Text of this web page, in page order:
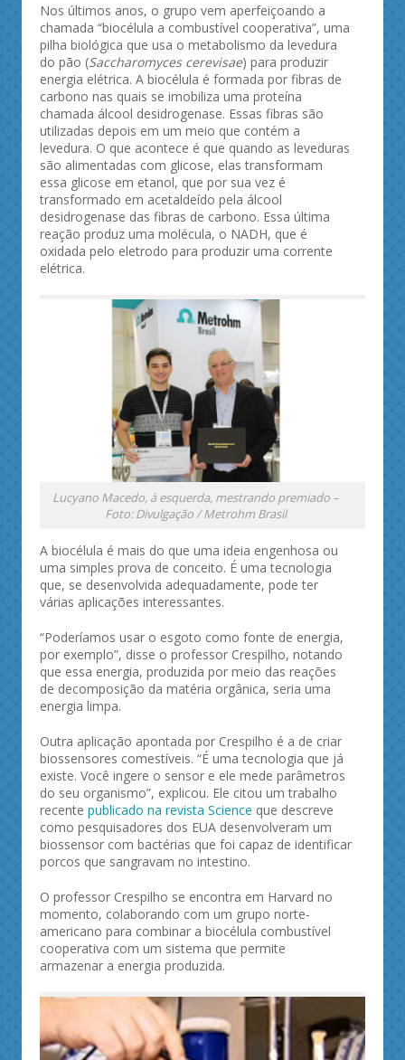
Nos últimos anos, o grupo vem aperfeiçoando a
chamada “biocélula a combustível cooperativa”, uma
pilha biológica que usa o metabolismo da levedura
do pão (Saccharomyces cerevisae) para produzir
energia elétrica. A biocélula é formada por fibras de
carbono nas quais se imobiliza uma proteína
chamada álcool desidrogenase. Essas fibras são
utilizadas depois em um meio que contém a
levedura. O que acontece é que quando as leveduras
são alimentadas com glicose, elas transformam
essa glicose em etanol, que por sua vez é
transformado em acetaldeído pela álcool
desidrogenase das fibras de carbono. Essa última
reação produz uma molécula, o NADH, que é
oxidada pelo eletrodo para produzir uma corrente
elétrica.
Lucyano Macedo, à esquerda, mestrando premiado –
Foto: Divulgação / Metrohm Brasil
A biocélula é mais do que uma ideia engenhosa ou
uma simples prova de conceito. É uma tecnologia
que, se desenvolvida adequadamente, pode ter
várias aplicações interessantes.
“Poderíamos usar o esgoto como fonte de energia,
por exemplo”, disse o professor Crespilho, notando
que essa energia, produzida por meio das reações
de decomposição da matéria orgânica, seria uma
energia limpa.
Outra aplicação apontada por Crespilho é a de criar
biossensores comestíveis. “É uma tecnologia que já
existe. Você ingere o sensor e ele mede parâmetros
do seu organismo”, explicou. Ele citou um trabalho
recente publicado na revista Science que descreve
como pesquisadores dos EUA desenvolveram um
biossensor com bactérias que foi capaz de identificar
porcos que sangravam no intestino.
O professor Crespilho se encontra em Harvard no
momento, colaborando com um grupo norte-
americano para combinar a biocélula combustível
cooperativa com um sistema que permite
armazenar a energia produzida.